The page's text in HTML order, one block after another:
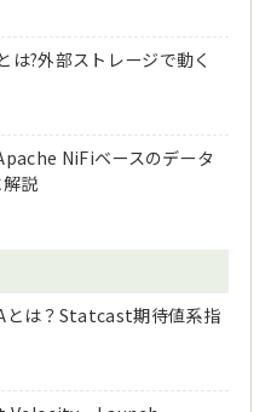
?外部ストレージで動く
NiFiベースのデータ
説
とは？Statcast期待値系指